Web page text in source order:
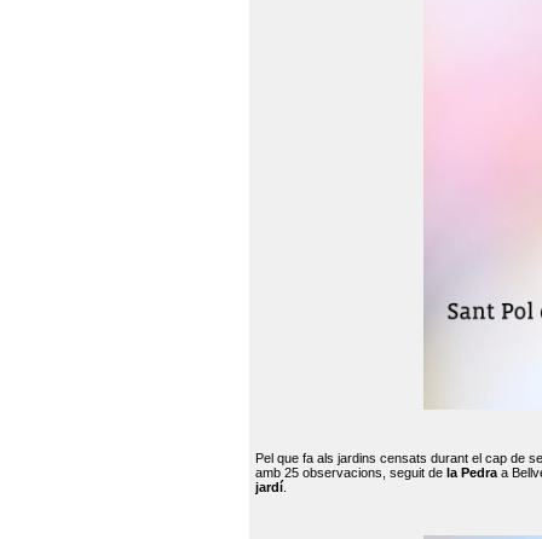
Pel que fa als jardins censats durant el cap de
amb 25 observacions, seguit de la Pedra a
jardí